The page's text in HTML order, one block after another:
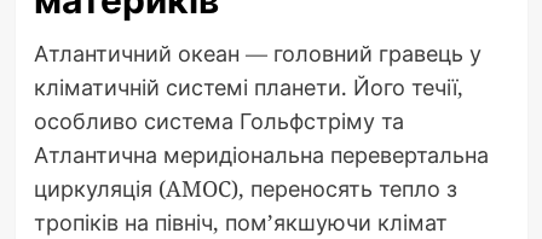
Атлантичний океан — головний гравець у
кліматичній системі планети. Його течії,
особливо система Гольфстріму та
Атлантична меридіональна перевертальна
циркуляція (AMOC), переносять тепло з
тропіків на північ, пом’якшуючи клімат